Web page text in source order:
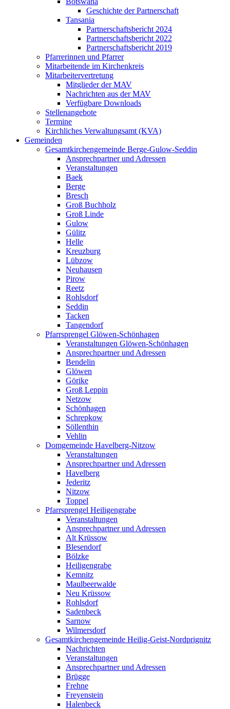
Geschichte der Partnerschaft
Tansania
Partnerschaftsbericht 2024
Partnerschaftsbericht 2022
Partnerschaftsbericht 2019
Pfarrerinnen und Pfarrer
Mitarbeitende im Kirchenkreis
Mitarbeitervertretung
Mitglieder der MAV
Nachrichten aus der MAV
Verfügbare Downloads
Stellenangebote
Termine
Kirchliches Verwaltungsamt (KVA)
Gemeinden
Gesamtkirchengemeinde Berge-Gulow-Seddin
Ansprechpartner und Adressen
Veranstaltungen
Baek
Berge
Bresch
Groß Buchholz
Groß Linde
Gulow
Gülitz
Helle
Kreuzburg
Lübzow
Neuhausen
Pirow
Reetz
Rohlsdorf
Seddin
Tacken
Tangendorf
Pfarrsprengel Glöwen-Schönhagen
Veranstaltungen Glöwen-Schönhagen
Ansprechpartner und Adressen
Bendelin
Glöwen
Görike
Groß Leppin
Netzow
Schönhagen
Schrepkow
Söllenthin
Vehlin
Domgemeinde Havelberg-Nitzow
Veranstaltungen
Ansprechpartner und Adressen
Havelberg
Jederitz
Nitzow
Toppel
Pfarrsprengel Heiligengrabe
Veranstaltungen
Ansprechpartner und Adressen
Alt Krüssow
Blesendorf
Bölzke
Heiligengrabe
Kemnitz
Maulbeerwalde
Neu Krüssow
Rohlsdorf
Sadenbeck
Sarnow
Wilmersdorf
Gesamtkirchengemeinde Heilig-Geist-Nordprignitz
Nachrichten
Veranstaltungen
Ansprechpartner und Adressen
Brügge
Frehne
Freyenstein
Halenbeck